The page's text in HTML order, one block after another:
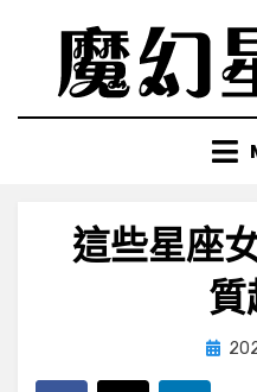
content
這些星座
by